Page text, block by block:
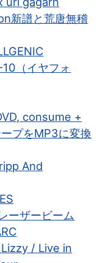
新譜と荒唐無稽
（イヤフォ
consume +
プをMP3に変換
And
ーザービーム
/ Live in